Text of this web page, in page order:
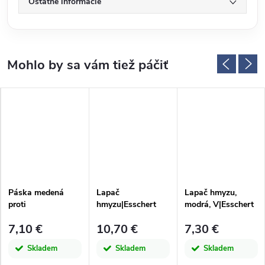
Páska medená
proti
Design
7,10 €
Skladem
Lapač
hmyzu|Esschert
10,70 €
Skladem
Lapač hmyzu,
modrá, V|Esschert
7,30 €
Skladem